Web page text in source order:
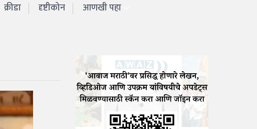
क्रीडा दृष्टीकोन आणखी पहा